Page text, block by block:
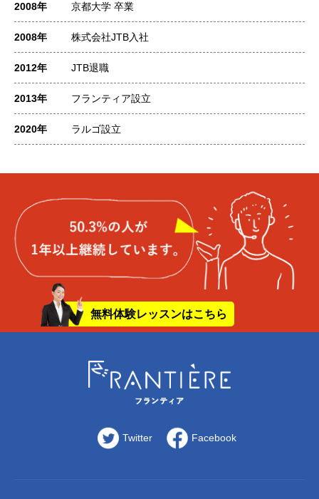
2008年 京都大学 卒業
2008年 株式会社JTB入社
2012年 JTB退職
2013年 フランティア設立
2020年 ラルゴ設立
無料体験レッスンはこちら
Twitter Facebook